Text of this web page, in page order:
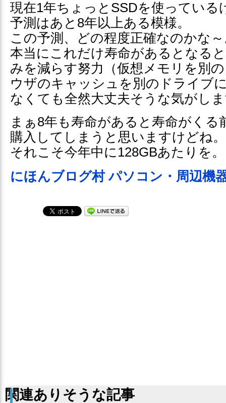
現在1年ちょっとSSDを使っている
予測はあと8年以上ある模様。
この予測、どの程度正確なのかな
本当にこれだけ寿命があるとなる
みを減らす努力（仮想メモリを別
ウザのキャッシュを別のドライブ
なくても全然大丈夫そうな気がし
まぁ8年も寿命があると寿命がくる
購入してしまうと思いますけどね。
それこそ今年中に128GBあたりを。
にほんブログ村 パソコン・周辺機
関連ありそうな記事